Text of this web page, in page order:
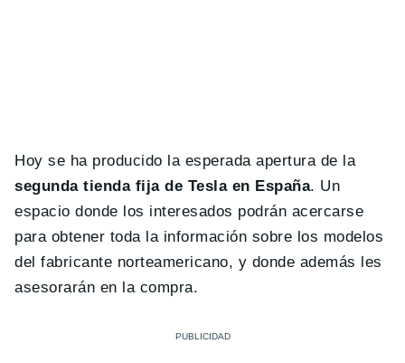
Hoy se ha producido la esperada apertura de la
segunda tienda fija de Tesla en España. Un
espacio donde los interesados podrán acercarse
para obtener toda la información sobre los modelos
del fabricante norteamericano, y donde además les
asesorarán en la compra.